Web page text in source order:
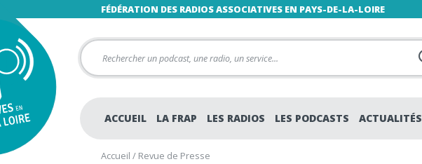
FÉDÉRATION DES RADIOS ASSOCIATIVES EN PAYS-DE-LA-LOIRE
ACCUEIL LA FRAP LES RADIOS LES PODCASTS ACTUALITÉS
Accueil / Revue de Presse